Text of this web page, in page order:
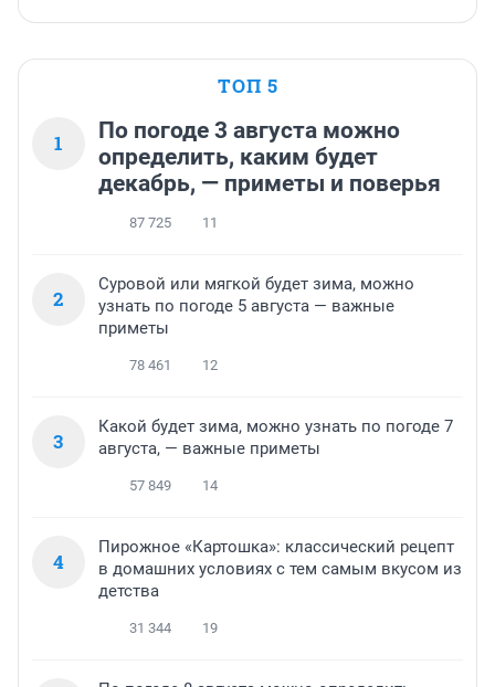
ТОП 5
1
По погоде 3 августа можно
определить, каким будет
декабрь, — приметы и поверья
87 725 11
2
Суровой или мягкой будет зима, можно
узнать по погоде 5 августа — важные
приметы
78 461 12
3
Какой будет зима, можно узнать по погоде 7
августа, — важные приметы
57 849 14
4
Пирожное «Картошка»: классический рецепт
в домашних условиях с тем самым вкусом из
детства
31 344 19